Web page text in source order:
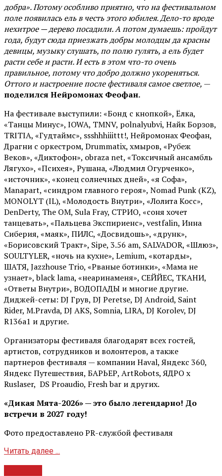
добра». Потому особливо приятно, что на фестивальном
поле появилась ель в честь этого юбилея. Дело-то вроде
нехитрое — дерево посадили. А потом думаешь: пройдут
года, будут сюда приезжать добры молодцы да красны
девицы, музыку слушать, по полю гулять, а ель будет
расти себе и расти. И есть в этом что-то очень
правильное, потому что добро должно укореняться.
Оттого и настроение после фестиваля самое светлое, —
поделился Нейромонах Феофан.
На фестивале выступили: «Бонд с кнопкой», Ёлка,
«Танцы Минус», IOWA, TMNV, polnalyubvi, Найк Борзов,
TRITIA, «Гудтаймс», ssshhhiiittt!, Нейромонах Феофан,
Драгни с оркестром, Drummatix, хмыров, «Рубеж
Веков», «Диктофон», obraza net, «Токсичный ансамбль
Лягухо», «Психея», Рушана, «Людмил Огурченко»,
«источник», «конец солнечных дней», «я Софа»,
Manapart, «синдром главного героя», Nomad Punk (KZ),
MONOLYT (IL), «Молодость Внутри», «Лолита Косс»,
DenDerty, The OM, Sula Fray, СТРИО, «соня хочет
танцевать», «Пальцева Экспириенс», vestfalin, Инна
Сиберия, «маяк», ПИЛС, «Досвидошь», «друнк»,
«Борисовский Тракт», Sipe, 3.56 am, SALVADOR, «Шлюз»,
SOULTYLER, «ночь на кухне», Lemium, «котарды»,
ШАТЯ, Jazzhouse Trio, «Рваные ботинки», «Мама не
узнает», black lama, «неаринаменя», СЕЙЙЕС, ТКАНИ,
«Ответы Внутри», ВОДОПАДЫ и многие другие.
Диджей-сеты: DJ Грув, DJ Peretse, DJ Android, Saint
Rider, М.Pravda, DJ AKS, Somnia, LIRA, DJ Korolev, DJ
R136a1 и другие.
Организаторы фестиваля благодарят всех гостей,
артистов, сотрудников и волонтеров, а также
партнеров фестиваля — компании Haval, Яндекс 360,
Яндекс Путешествия, БАРЬЕР, ArtRobots, ЯДРО х
Ruslaser, DS Proaudio, Fresh bar и других.
«Дикая Мята-2026» — это было легендарно! До
встречи в 2027 году!
Фото предоставлено PR-службой фестиваля
Читать далее ...